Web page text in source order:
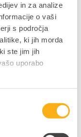
in za analize
o vaši
s področja
ki jih morda
ste jim jih
uporabo
se lahko
delovni dan
zapolnitve
izjemoma
da to